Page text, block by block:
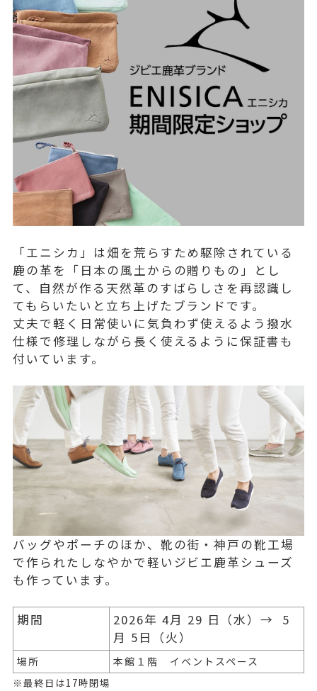
「エニシカ」は畑を荒らすため駆除されている
鹿の革を「日本の風土からの贈りもの」とし
て、自然が作る天然革のすばらしさを再認識し
てもらいたいと立ち上げたブランドです。
丈夫で軽く日常使いに気負わず使えるよう撥水
仕様で修理しながら長く使えるように保証書も
付いています。
バッグやポーチのほか、靴の街・神戸の靴工場
で作られたしなやかで軽いジビエ鹿革シューズ
も作っています。
期間
2026年 4月 29 日（水）→ 5
月 5日（火）
場所
本館１階 イベントスペース
※最終日は17時閉場